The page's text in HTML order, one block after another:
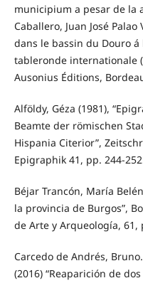
municipium a pesar de la
Caballero, Juan José
dans le bassin du Douro á
tableronde internationale
Ausonius Éditions,
Alföldy, Géza (1981),
Beamte der römischen
Hispania Citerior”,
Epigraphik 41, pp. 244-
Béjar Trancón, María
la provincia de Burgos”,
de Arte y Arqueología, 61,
Carcedo de Andrés,
(2016) “Reaparición de